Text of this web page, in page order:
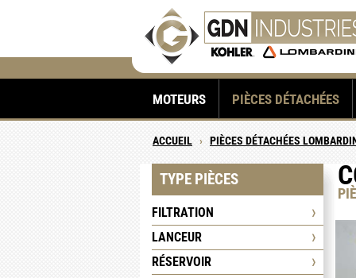
MOTEURS PIÈCES DÉTACHÉES
ACCUEIL › PIÈCES DÉTACHÉES
TYPE PIÈCES
FILTRATION
LANCEUR
RÉSERVOIR